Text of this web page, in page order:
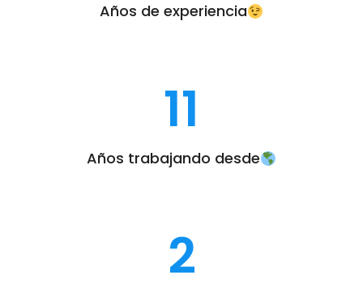
Años de experiencia
Años trabajando desde
11
2